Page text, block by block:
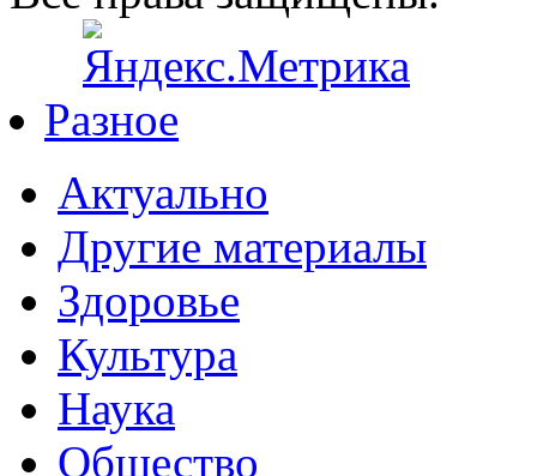
Разное
Актуально
Другие материалы
Здоровье
Культура
Наука
Общество